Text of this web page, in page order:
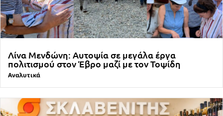
Λίνα Μενδώνη: Αυτοψία σε μεγάλα έργα
πολιτισμού στον Έβρο μαζί με τον Τοψίδη
Αναλυτικά